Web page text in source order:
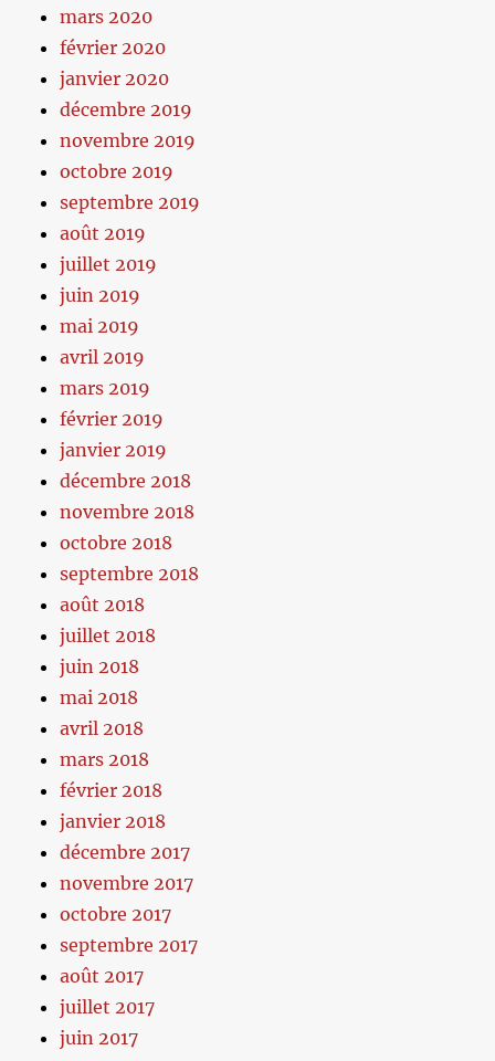
mars 2020
février 2020
janvier 2020
décembre 2019
novembre 2019
octobre 2019
septembre 2019
août 2019
juillet 2019
juin 2019
mai 2019
avril 2019
mars 2019
février 2019
janvier 2019
décembre 2018
novembre 2018
octobre 2018
septembre 2018
août 2018
juillet 2018
juin 2018
mai 2018
avril 2018
mars 2018
février 2018
janvier 2018
décembre 2017
novembre 2017
octobre 2017
septembre 2017
août 2017
juillet 2017
juin 2017